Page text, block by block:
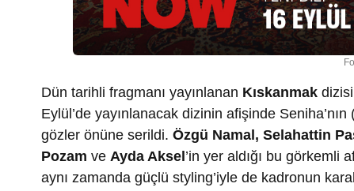
Dün tarihli fragmanı yayınlanan Kıskanmak
Eylül’de yayınlanacak dizinin afişinde
gözler önüne serildi. Özgü Namal, Selahattin
Pozam ve Ayda Aksel ’in yer aldığı bu görkemli
aynı zamanda güçlü styling’iyle de kadronun